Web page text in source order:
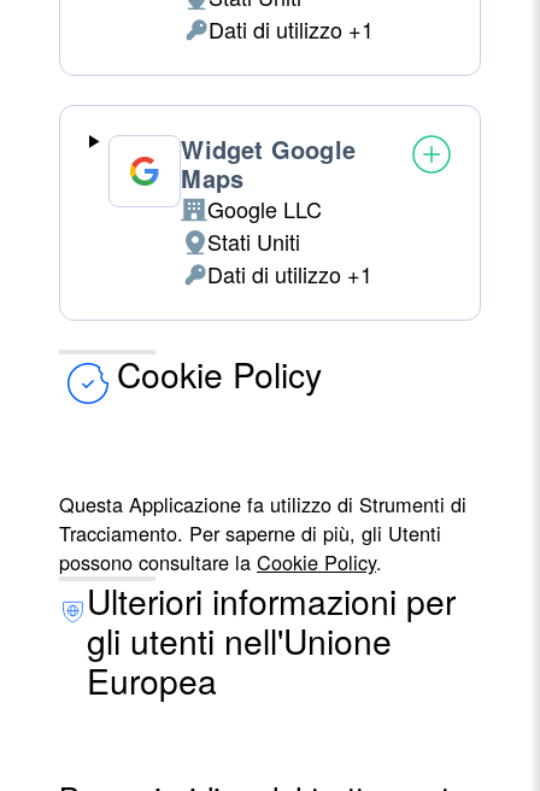
Luogo
del
trattamento:
Dati
Personali
trattati:
Dati di utilizzo +1
Widget Google
Maps
Azienda:
Google LLC
Luogo
del
trattamento:
Stati Uniti
Dati
Personali
Dati di utilizzo +1
Cookie Policy
Questa Applicazione fa utilizzo di Strumenti di
Tracciamento. Per saperne di più, gli Utenti
possono consultare la Cookie Policy.
Ulteriori informazioni per
gli utenti nell'Unione
Europea